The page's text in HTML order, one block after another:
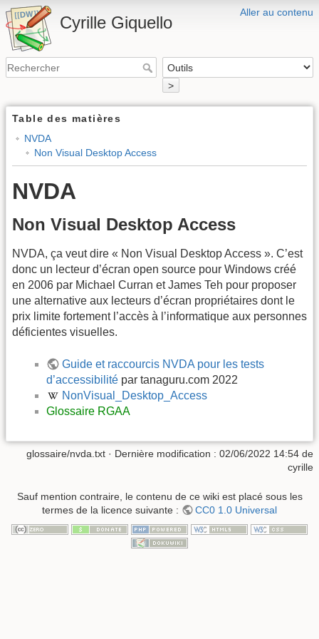
Aller au contenu
Cyrille Giquello
>
Table des matières
NVDA
Non Visual Desktop Access
NVDA
Non Visual Desktop Access
NVDA, ça veut dire « Non Visual Desktop Access ». C’est
donc un lecteur d’écran open source pour Windows créé
en 2006 par Michael Curran et James Teh pour proposer
une alternative aux lecteurs d’écran propriétaires dont le
prix limite fortement l’accès à l’informatique aux personnes
déficientes visuelles.
Guide et raccourcis NVDA pour les tests
d’accessibilité par tanaguru.com 2022
NonVisual_Desktop_Access
Glossaire RGAA
glossaire/nvda.txt · Dernière modification : 02/06/2022 14:54 de
cyrille
Sauf mention contraire, le contenu de ce wiki est placé sous les
termes de la licence suivante :
CC0 1.0 Universal